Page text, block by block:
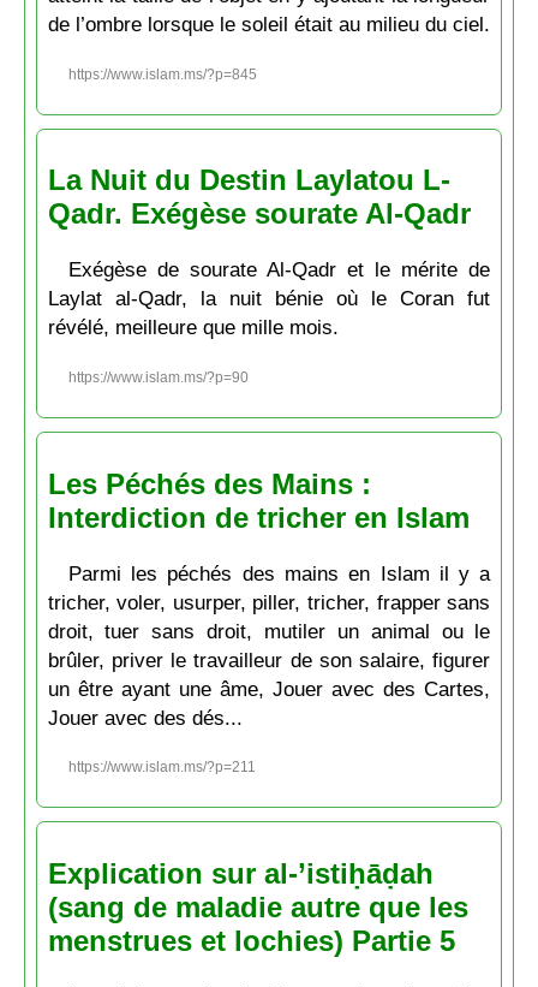
de l’ombre lorsque le soleil était au milieu du ciel.
https://www.islam.ms/?p=845
La Nuit du Destin Laylatou L-
Qadr. Exégèse sourate Al-Qadr
Exégèse de sourate Al-Qadr et le mérite de
Laylat al-Qadr, la nuit bénie où le Coran fut
révélé, meilleure que mille mois.
https://www.islam.ms/?p=90
Les Péchés des Mains :
Interdiction de tricher en Islam
Parmi les péchés des mains en Islam il y a
tricher, voler, usurper, piller, tricher, frapper sans
droit, tuer sans droit, mutiler un animal ou le
brûler, priver le travailleur de son salaire, figurer
un être ayant une âme, Jouer avec des Cartes,
Jouer avec des dés...
https://www.islam.ms/?p=211
Explication sur al-’istiḥāḍah
(sang de maladie autre que les
menstrues et lochies) Partie 5